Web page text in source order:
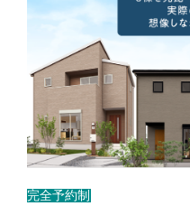
完全予約制